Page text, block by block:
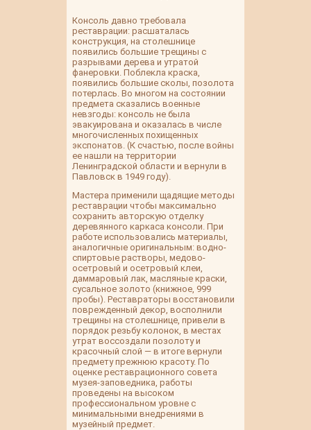
Консоль давно требовала
реставрации: расшаталась
конструкция, на столешнице
появились большие трещины с
разрывами дерева и утратой
фанеровки. Поблекла краска,
появились большие сколы, позолота
потерлась. Во многом на состоянии
предмета сказались военные
невзгоды: консоль не была
эвакуирована и оказалась в числе
многочисленных похищенных
экспонатов. (К счастью, после войны
ее нашли на территории
Ленинградской области и вернули в
Павловск в 1949 году).
Мастера применили щадящие методы
реставрации чтобы максимально
сохранить авторскую отделку
деревянного каркаса консоли. При
работе использовались материалы,
аналогичные оригинальным: водно-
спиртовые растворы, медово-
осетровый и осетровый клеи,
даммаровый лак, масляные краски,
сусальное золото (книжное, 999
пробы). Реставраторы восстановили
поврежденный декор, восполнили
трещины на столешнице, привели в
порядок резьбу колонок, в местах
утрат воссоздали позолоту и
красочный слой — в итоге вернули
предмету прежнюю красоту. По
оценке реставрационного совета
музея-заповедника, работы
проведены на высоком
профессиональном уровне с
минимальными внедрениями в
музейный предмет.